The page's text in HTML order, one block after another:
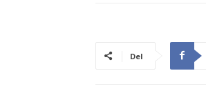
Del